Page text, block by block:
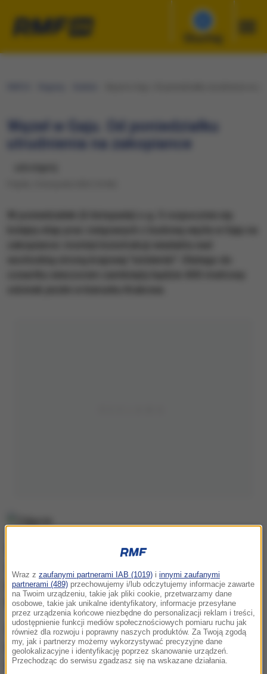
Słuchaj
​Węzeł w Gaju. Od poniedziałku
utrudnienia na zakopiance
Samochody będą korzystać tylko z jezdni
jechać w kierunku Krakowa, a prawym w kierunku
Myślenic.
Wiadukt, który powstaje nad zakopianką w Gaju
będzie miał ponad 120 m. Ma poprawić
bezpieczeństwo kierowców i pieszych.
Wraz z zaufanymi partnerami IAB (1019) i innymi zaufanymi
partnerami (489) przechowujemy i/lub odczytujemy informacje zawarte
na Twoim urządzeniu, takie jak pliki cookie, przetwarzamy dane
osobowe, takie jak unikalne identyfikatory, informacje przesyłane
przez urządzenia końcowe niezbędne do personalizacji reklam i treści,
udostępnienie funkcji mediów społecznościowych pomiaru ruchu jak
również dla rozwoju i poprawny naszych produktów. Za Twoją zgodą
my, jak i partnerzy możemy wykorzystywać precyzyjne dane
geolokalizacyjne i identyfikację poprzez skanowanie urządzeń.
Przechodząc do serwisu zgadzasz się na wskazane działania.